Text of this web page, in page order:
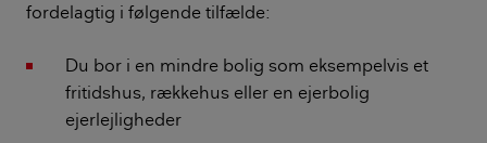
fordelagtig i følgende tilfælde:
Du bor i en mindre bolig som eksempelvis et
fritidshus, rækkehus eller en ejerbolig
ejerlejligheder